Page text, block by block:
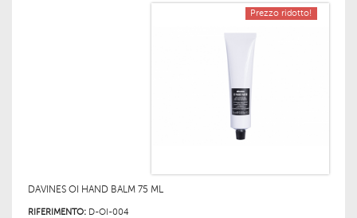
Prezzo ridotto!
DAVINES OI HAND BALM 75 ML
RIFERIMENTO: D-OI-004